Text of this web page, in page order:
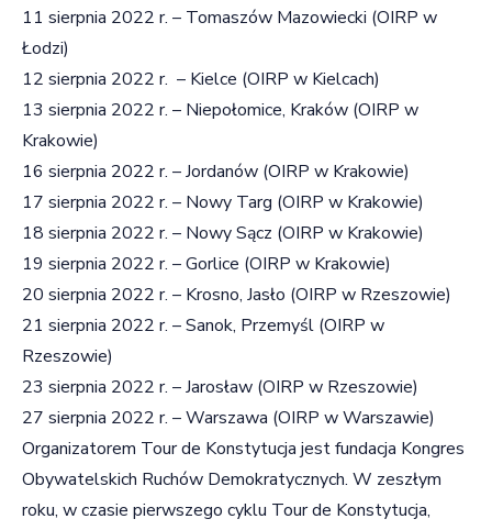
11 sierpnia 2022 r. – Tomaszów Mazowiecki (OIRP w
Łodzi)
12 sierpnia 2022 r. – Kielce (OIRP w Kielcach)
13 sierpnia 2022 r. – Niepołomice, Kraków (OIRP w
Krakowie)
16 sierpnia 2022 r. – Jordanów (OIRP w Krakowie)
17 sierpnia 2022 r. – Nowy Targ (OIRP w Krakowie)
18 sierpnia 2022 r. – Nowy Sącz (OIRP w Krakowie)
19 sierpnia 2022 r. – Gorlice (OIRP w Krakowie)
20 sierpnia 2022 r. – Krosno, Jasło (OIRP w Rzeszowie)
21 sierpnia 2022 r. – Sanok, Przemyśl (OIRP w
Rzeszowie)
23 sierpnia 2022 r. – Jarosław (OIRP w Rzeszowie)
27 sierpnia 2022 r. – Warszawa (OIRP w Warszawie)
Organizatorem Tour de Konstytucja jest fundacja Kongres
Obywatelskich Ruchów Demokratycznych. W zeszłym
roku, w czasie pierwszego cyklu Tour de Konstytucja,